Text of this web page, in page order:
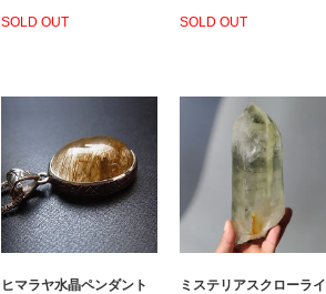
SOLD OUT
SOLD OUT
ヒマラヤ水晶ペンダント
ミステリアスクローライ